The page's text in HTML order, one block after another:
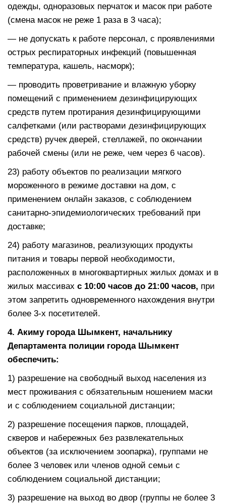
одежды, одноразовых перчаток и масок при работе
(смена масок не реже 1 раза в 3 часа);
— не допускать к работе персонал, с проявлениями
острых респираторных инфекций (повышенная
температура, кашель, насморк);
— проводить проветривание и влажную уборку
помещений с применением дезинфицирующих
средств путем протирания дезинфицирующими
салфетками (или растворами дезинфицирующих
средств) ручек дверей, стеллажей, по окончании
рабочей смены (или не реже, чем через 6 часов).
23) работу объектов по реализации мягкого
мороженного в режиме доставки на дом, с
применением онлайн заказов, с соблюдением
санитарно-эпидемиологических требований при
доставке;
24) работу магазинов, реализующих продукты
питания и товары первой необходимости,
расположенных в многоквартирных жилых домах и в
жилых массивах с 10:00 часов до 21:00 часов, при
этом запретить одновременного нахождения внутри
более 3-х посетителей.
4. Акиму города Шымкент, начальнику
Департамента полиции города Шымкент
обеспечить:
1) разрешение на свободный выход населения из
мест проживания с обязательным ношением маски
и с соблюдением социальной дистанции;
2) разрешение посещения парков, площадей,
скверов и набережных без развлекательных
объектов (за исключением зоопарка), группами не
более 3 человек или членов одной семьи с
соблюдением социальной дистанции;
3) разрешение на выход во двор (группы не более 3